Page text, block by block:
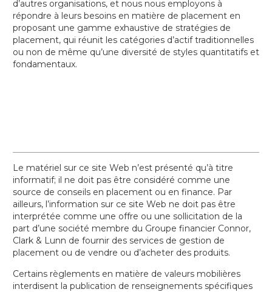
d’autres organisations, et nous nous employons à
répondre à leurs besoins en matière de placement en
proposant une gamme exhaustive de stratégies de
placement, qui réunit les catégories d’actif traditionnelles
ou non de même qu’une diversité de styles quantitatifs et
fondamentaux.
Le matériel sur ce site Web n’est présenté qu’à titre
informatif; il ne doit pas être considéré comme une
source de conseils en placement ou en finance. Par
ailleurs, l’information sur ce site Web ne doit pas être
interprétée comme une offre ou une sollicitation de la
part d’une société membre du Groupe financier Connor,
Clark & Lunn de fournir des services de gestion de
placement ou de vendre ou d’acheter des produits.
Certains règlements en matière de valeurs mobilières
interdisent la publication de renseignements spécifiques